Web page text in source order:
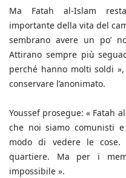
Ma Fatah al-Islam
importante della vita del
sembrano avere un po’
Attirano sempre più
perché hanno molti soldi
conservare l’anonimato.
Youssef prosegue: « Fatah
che noi siamo comunisti
modo di vedere le
quartiere. Ma per i
impossibile ».